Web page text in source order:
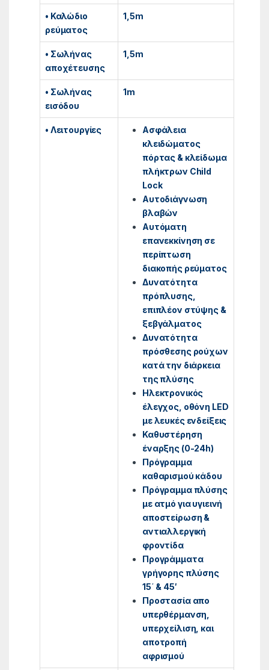
• Καλώδιο
ρεύματος
1,5m
• Σωλήνας
αποχέτευσης
1,5m
• Σωλήνας
εισόδου
1m
• Λειτουργίες
Aσφάλεια
κλειδώματος
πόρτας & κλείδωμα
πλήκτρων Child
Lock
Αυτοδιάγνωση
βλαβών
Αυτόματη
επανεκκίνηση σε
περίπτωση
διακοπής ρεύματος
Δυνατότητα
πρόπλυσης,
επιπλέον στύψης &
ξεβγάλματος
Δυνατότητα
πρόσθεσης ρούχων
κατά την διάρκεια
της πλύσης
Ηλεκτρονικός
έλεγχος, οθόνη LED
με λευκές ενδείξεις
Καθυστέρηση
έναρξης (0-24h)
Πρόγραμμα
καθαρισμού κάδου
Πρόγραμμα πλύσης
με ατμό για υγιεινή
αποστείρωση &
αντιαλλεργική
φροντίδα
Προγράμματα
γρήγορης πλύσης
15΄ & 45′
Προστασία απο
υπερθέρμανση,
υπερχείλιση, και
αποτροπή
αφρισμού